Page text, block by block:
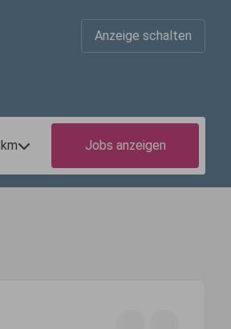
Anzeige schalten
km Jobs anzeigen